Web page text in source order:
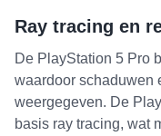
Ray tracing en
De PlayStation 5 Pro
waardoor schaduwen
weergegeven. De
basis ray tracing, wat